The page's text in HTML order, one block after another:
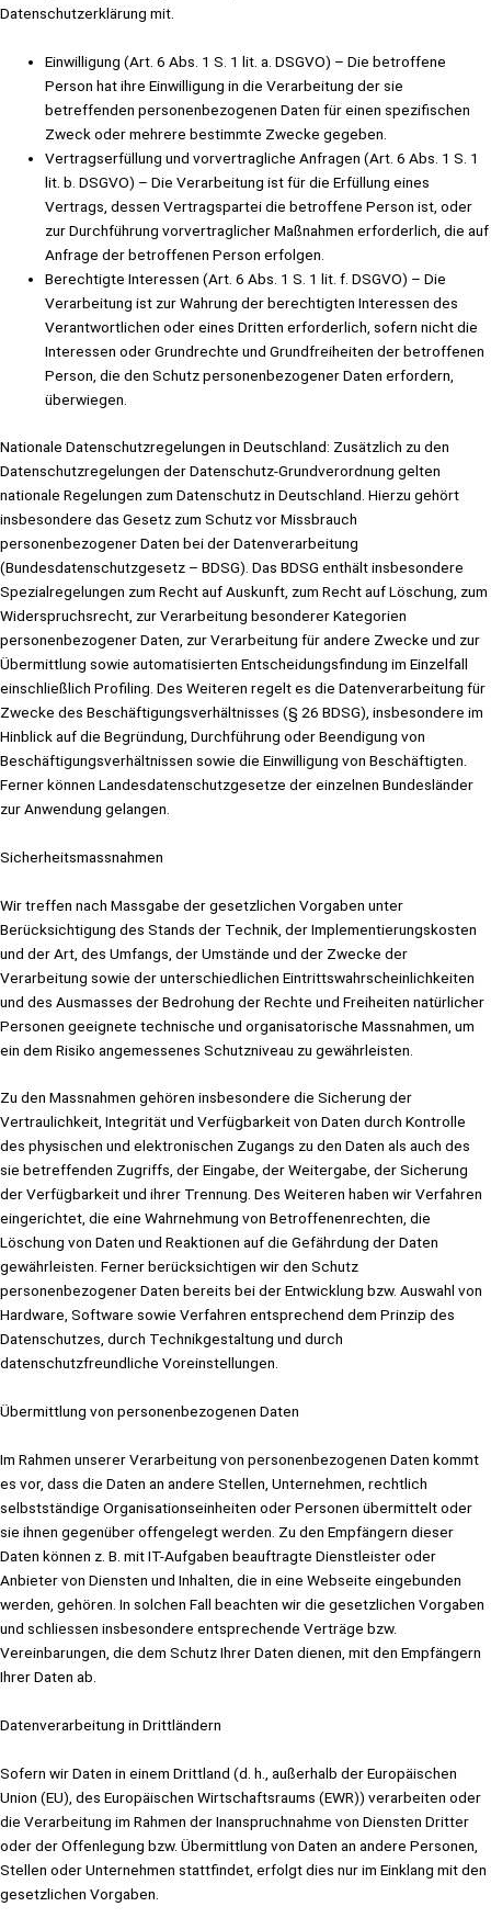
Datenschutzerklärung mit.
Einwilligung (Art. 6 Abs. 1 S. 1 lit. a. DSGVO) – Die betroffene
Person hat ihre Einwilligung in die Verarbeitung der sie
betreffenden personenbezogenen Daten für einen spezifischen
Zweck oder mehrere bestimmte Zwecke gegeben.
Vertragserfüllung und vorvertragliche Anfragen (Art. 6 Abs. 1 S. 1
lit. b. DSGVO) – Die Verarbeitung ist für die Erfüllung eines
Vertrags, dessen Vertragspartei die betroffene Person ist, oder
zur Durchführung vorvertraglicher Maßnahmen erforderlich, die auf
Anfrage der betroffenen Person erfolgen.
Berechtigte Interessen (Art. 6 Abs. 1 S. 1 lit. f. DSGVO) – Die
Verarbeitung ist zur Wahrung der berechtigten Interessen des
Verantwortlichen oder eines Dritten erforderlich, sofern nicht die
Interessen oder Grundrechte und Grundfreiheiten der betroffenen
Person, die den Schutz personenbezogener Daten erfordern,
überwiegen.
Nationale Datenschutzregelungen in Deutschland: Zusätzlich zu den
Datenschutzregelungen der Datenschutz-Grundverordnung gelten
nationale Regelungen zum Datenschutz in Deutschland. Hierzu gehört
insbesondere das Gesetz zum Schutz vor Missbrauch
personenbezogener Daten bei der Datenverarbeitung
(Bundesdatenschutzgesetz – BDSG). Das BDSG enthält insbesondere
Spezialregelungen zum Recht auf Auskunft, zum Recht auf Löschung, zum
Widerspruchsrecht, zur Verarbeitung besonderer Kategorien
personenbezogener Daten, zur Verarbeitung für andere Zwecke und zur
Übermittlung sowie automatisierten Entscheidungsfindung im Einzelfall
einschließlich Profiling. Des Weiteren regelt es die Datenverarbeitung für
Zwecke des Beschäftigungsverhältnisses (§ 26 BDSG), insbesondere im
Hinblick auf die Begründung, Durchführung oder Beendigung von
Beschäftigungsverhältnissen sowie die Einwilligung von Beschäftigten.
Ferner können Landesdatenschutzgesetze der einzelnen Bundesländer
zur Anwendung gelangen.
Sicherheitsmassnahmen
Wir treffen nach Massgabe der gesetzlichen Vorgaben unter
Berücksichtigung des Stands der Technik, der Implementierungskosten
und der Art, des Umfangs, der Umstände und der Zwecke der
Verarbeitung sowie der unterschiedlichen Eintrittswahrscheinlichkeiten
und des Ausmasses der Bedrohung der Rechte und Freiheiten natürlicher
Personen geeignete technische und organisatorische Massnahmen, um
ein dem Risiko angemessenes Schutzniveau zu gewährleisten.
Zu den Massnahmen gehören insbesondere die Sicherung der
Vertraulichkeit, Integrität und Verfügbarkeit von Daten durch Kontrolle
des physischen und elektronischen Zugangs zu den Daten als auch des
sie betreffenden Zugriffs, der Eingabe, der Weitergabe, der Sicherung
der Verfügbarkeit und ihrer Trennung. Des Weiteren haben wir Verfahren
eingerichtet, die eine Wahrnehmung von Betroffenenrechten, die
Löschung von Daten und Reaktionen auf die Gefährdung der Daten
gewährleisten. Ferner berücksichtigen wir den Schutz
personenbezogener Daten bereits bei der Entwicklung bzw. Auswahl von
Hardware, Software sowie Verfahren entsprechend dem Prinzip des
Datenschutzes, durch Technikgestaltung und durch
datenschutzfreundliche Voreinstellungen.
Übermittlung von personenbezogenen Daten
Im Rahmen unserer Verarbeitung von personenbezogenen Daten kommt
es vor, dass die Daten an andere Stellen, Unternehmen, rechtlich
selbstständige Organisationseinheiten oder Personen übermittelt oder
sie ihnen gegenüber offengelegt werden. Zu den Empfängern dieser
Daten können z. B. mit IT-Aufgaben beauftragte Dienstleister oder
Anbieter von Diensten und Inhalten, die in eine Webseite eingebunden
werden, gehören. In solchen Fall beachten wir die gesetzlichen Vorgaben
und schliessen insbesondere entsprechende Verträge bzw.
Vereinbarungen, die dem Schutz Ihrer Daten dienen, mit den Empfängern
Ihrer Daten ab.
Datenverarbeitung in Drittländern
Sofern wir Daten in einem Drittland (d. h., außerhalb der Europäischen
Union (EU), des Europäischen Wirtschaftsraums (EWR)) verarbeiten oder
die Verarbeitung im Rahmen der Inanspruchnahme von Diensten Dritter
oder der Offenlegung bzw. Übermittlung von Daten an andere Personen,
Stellen oder Unternehmen stattfindet, erfolgt dies nur im Einklang mit den
gesetzlichen Vorgaben.